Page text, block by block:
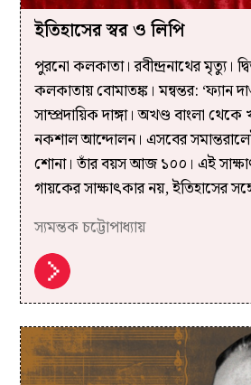
ইতিহাসের স্বর ও লিপি
পুরনো কলকাতা। রবীন্দ্রনাথের মৃত্যু।
কলকাতায় বোমাতঙ্ক। মন্বন্তর: ‘ফ্যান
সাম্প্রদায়িক দাঙ্গা। অখণ্ড বাংলা থেকে
নকশাল আন্দোলন। এসবের
শোনা। তাঁর বয়স আজ ১০০। এই
গায়কের সাক্ষাৎকার নয়, ইতিহাসের
স্যমন্তক চট্টোপাধ্যায়